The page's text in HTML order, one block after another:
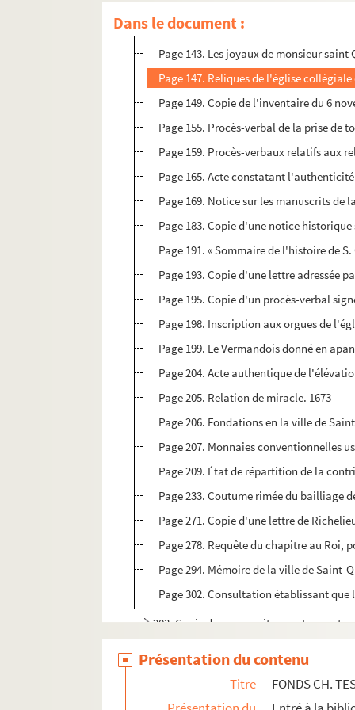
Dans le document :
Page 136. Dictons les plus en usage de
Page 139. Notes de M. Grébert sur
Page 143. Les joyaux de monsieur
Page 147. Reliques de l'église
Page 149. Copie de l'inventaire du 6
Page 155. Procès-verbal de la prise
Page 159. Procès-verbaux relatifs aux
Page 165. Acte constatant
Page 169. Notice sur les manuscrits
Page 183. Copie d'une notice
Page 191. « Sommaire de l'histoire de
Page 193. Copie d'une lettre adressée
Page 195. Copie d'un procès-verbal
Page 198. Inscription aux orgues de
Page 199. Le Vermandois donné en
Page 204. Acte authentique de
Page 205. Relation de miracle. 1673
Page 206. Fondations en la ville de
Page 207. Monnaies conventionnelles
Page 209. État de répartition de la
Page 233. Coutume rimée du bailliage
Page 271. Copie d'une lettre de
Page 278. Requête du chapitre au
Page 294. Mémoire de la ville de
Page 302. Consultation établissant
203. Copie de manuscrits ayant
Présentation du contenu
Titre
FONDS CH.